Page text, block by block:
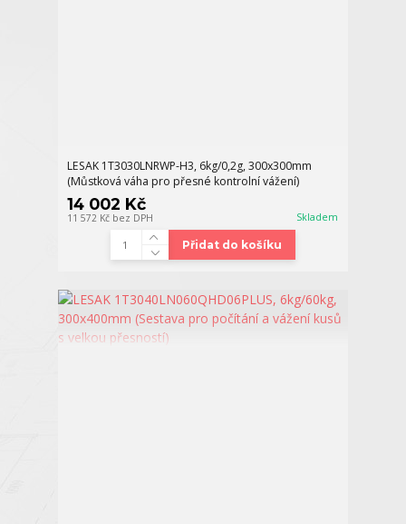
LESAK 1T3030LNRWP-H3, 6kg/0,2g, 300x300mm
(Můstková váha pro přesné kontrolní vážení)
14 002 Kč
11 572 Kč bez DPH Skladem
Přidat do košíku